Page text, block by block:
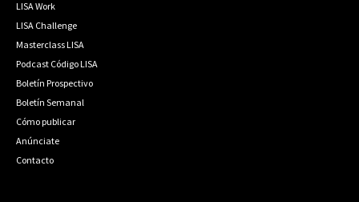
LISA Work
LISA Challenge
Masterclass LISA
Podcast Código LISA
Boletín Prospectivo
Boletín Semanal
Cómo publicar
Anúnciate
Contacto